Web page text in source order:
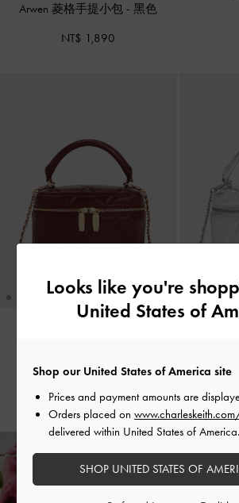
Arwen 菱格手提小包 -黑色
NT$ 1,890
Arwen 箱型鏈條包-酒紅色
NT$ 1,890
Arwen
8 月 7 日 - 12 日：正價商品消費滿額， 即贈
Looks like you're
United States of
Shop our United States of America site
Prices and payment amounts are
Orders placed on
delivered within United States of America.
SHOP UNITED STATES OF